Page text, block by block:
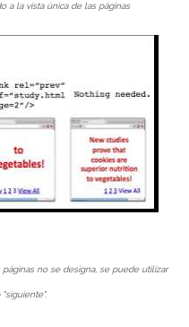
a la vista única de las páginas
no se designa, se puede utilizar